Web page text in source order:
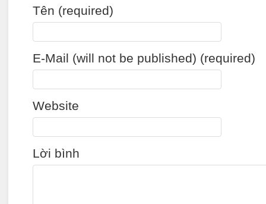
Tên (required)
E-Mail (will not be published) (required)
Website
Lời bình